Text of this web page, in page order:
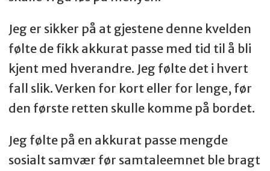
Jeg er sikker på at gjestene denne kvelden
følte de fikk akkurat passe med tid til å bli
kjent med hverandre. Jeg følte det i hvert
fall slik. Verken for kort eller for lenge, før
den første retten skulle komme på bordet.
Jeg følte på en akkurat passe mengde
sosialt samvær før samtaleemnet ble bragt